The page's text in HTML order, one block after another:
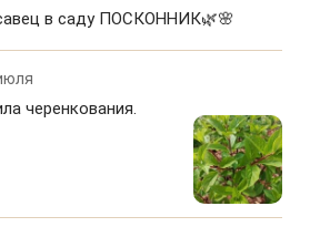
в саду ПОСКОННИК🌿🌸
черенкования.